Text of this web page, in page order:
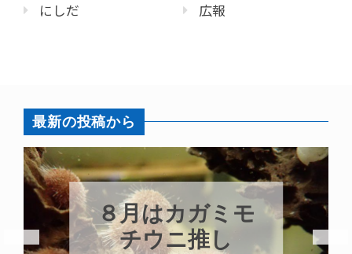
にしだ
広報
最新の投稿から
８月はカガミモ
チウニ推し